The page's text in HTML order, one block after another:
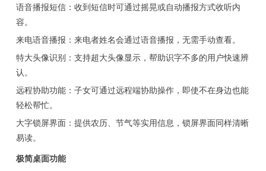
语音播报短信：收到短信时可通过摇晃或自动播报方式收听内
容。
来电语音播报：来电者姓名会通过语音播报，无需手动查看。
特大头像识别：支持超大头像显示，帮助识字不多的用户快速辨
认。
远程协助功能：子女可通过远程端协助操作，即使不在身边也能
轻松帮忙。
大字锁屏界面：提供农历、节气等实用信息，锁屏界面同样清晰
易读。
极简桌面功能